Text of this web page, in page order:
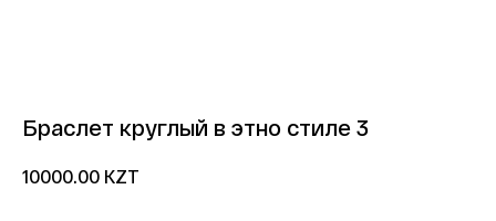
Браслет круглый в этно стиле 3
10000.00 KZT